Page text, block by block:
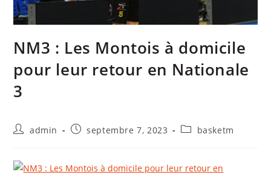
NM3 : Les Montois à domicile
pour leur retour en Nationale
3
admin septembre 7, 2023 basketm